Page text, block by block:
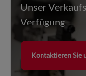
Unser
Verfügung
Kontaktieren Sie